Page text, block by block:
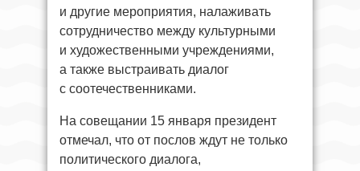
и другие мероприятия, налаживать
сотрудничество между культурными
и художественными учреждениями,
а также выстраивать диалог
с соотечественниками.
На совещании 15 января президент
отмечал, что от послов ждут не только
политического диалога,